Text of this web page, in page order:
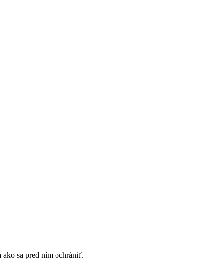
ako sa pred ním ochrániť.